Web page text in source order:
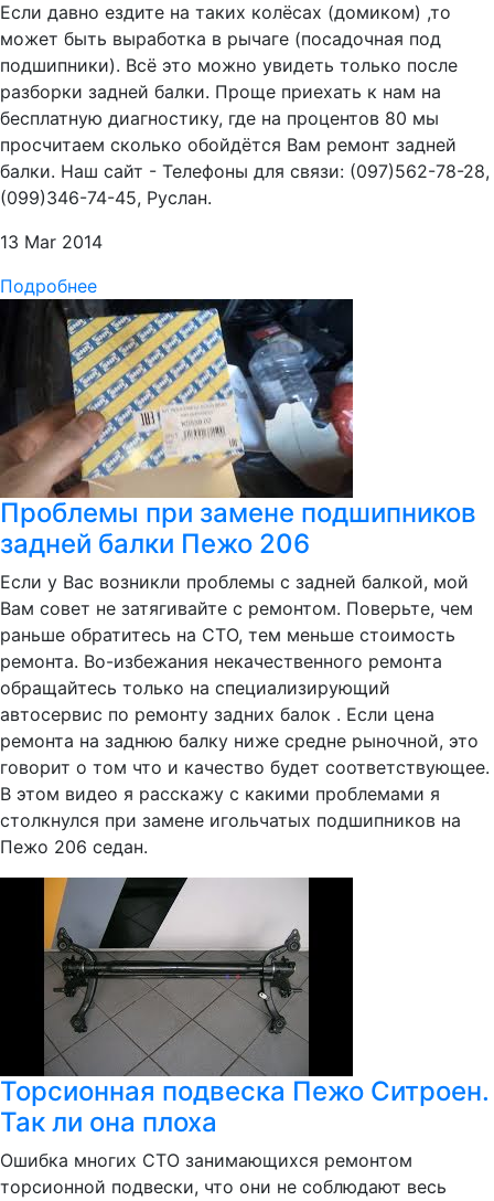
Если давно ездите на таких колёсах (домиком) ,то
может быть выработка в рычаге (посадочная под
подшипники). Всё это можно увидеть только после
разборки задней балки. Проще приехать к нам на
бесплатную диагностику, где на процентов 80 мы
просчитаем сколько обойдётся Вам ремонт задней
балки. Наш сайт - Телефоны для связи: (097)562-78-28,
(099)346-74-45, Руслан.
13 Mar 2014
Подробнее
Проблемы при замене подшипников
задней балки Пежо 206
Если у Вас возникли проблемы с задней балкой, мой
Вам совет не затягивайте с ремонтом. Поверьте, чем
раньше обратитесь на СТО, тем меньше стоимость
ремонта. Во-избежания некачественного ремонта
обращайтесь только на специализирующий
автосервис по ремонту задних балок . Если цена
ремонта на заднюю балку ниже средне рыночной, это
говорит о том что и качество будет соответствующее.
В этом видео я расскажу с какими проблемами я
столкнулся при замене игольчатых подшипников на
Пежо 206 седан.
Торсионная подвеска Пежо Ситроен.
Так ли она плоха
Ошибка многих СТО занимающихся ремонтом
торсионной подвески, что они не соблюдают весь